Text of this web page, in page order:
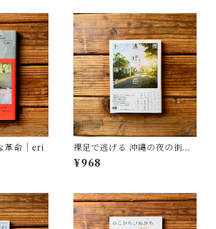
革命｜eri
裸足で逃げる 沖縄の夜の街の
少女たち | 上間 陽子
¥968